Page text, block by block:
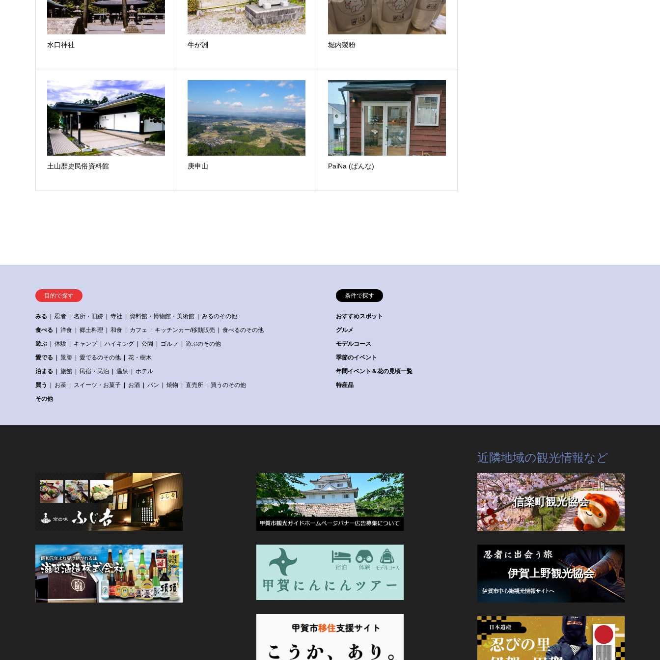
水口神社 牛が淵 堀内製粉
土山歴史民俗資料館 庚申山 PaiNa (ぱんな)
目的で探す
みる 忍者 名所・旧跡 寺社 資料館・博物館・美術館
みるのその他
食べる
洋食 郷土料理 和食 カフェ キッチンカー/移動販売
食べるのその他
遊ぶ
体験 キャンプ ハイキング 公園 ゴルフ
遊ぶのその他
愛でる
景勝 愛でるのその他
花・樹木
泊まる
旅館 民宿・民泊 温泉
ホテル
買う
お茶 スイーツ・お菓子 お酒 パン 焼物 直売所
買うのその他
その他
条件で探す
おすすめスポット
グルメ
モデルコース
季節のイベント
年間イベント＆花の見頃一覧
特産品
近隣地域の観光情報など
信楽町観光協会
伊賀上野観光協会